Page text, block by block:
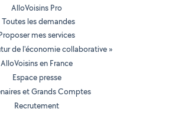
AlloVoisins Pro
Toutes les demandes
mes services
de l'économie collaborative »
AlloVoisins en France
Espace presse
et Grands Comptes
Recrutement